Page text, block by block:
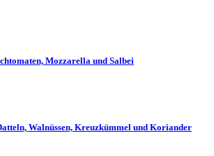
Mozzarella und Salbei
Walnüssen, Kreuzkümmel und Koriander